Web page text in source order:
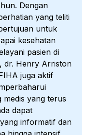
Dengan
yang teliti
untuk
kesehatan
pasien di
dr. Henry Arriston
juga aktif
medis yang terus
dapat
informatif dan